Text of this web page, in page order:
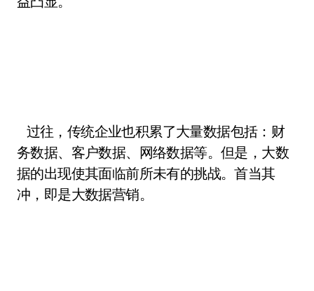
过往，传统企业也积累了大量数据包括：财
务数据、客户数据、网络数据等。但是，大数
据的出现使其面临前所未有的挑战。首当其
冲，即是大数据营销。